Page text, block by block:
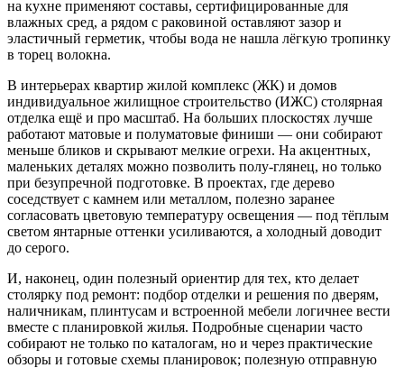
на кухне применяют составы, сертифицированные для
влажных сред, а рядом с раковиной оставляют зазор и
эластичный герметик, чтобы вода не нашла лёгкую тропинку
в торец волокна.
В интерьерах квартир жилой комплекс (ЖК) и домов
индивидуальное жилищное строительство (ИЖС) столярная
отделка ещё и про масштаб. На больших плоскостях лучше
работают матовые и полуматовые финиши — они собирают
меньше бликов и скрывают мелкие огрехи. На акцентных,
маленьких деталях можно позволить полу‑глянец, но только
при безупречной подготовке. В проектах, где дерево
соседствует с камнем или металлом, полезно заранее
согласовать цветовую температуру освещения — под тёплым
светом янтарные оттенки усиливаются, а холодный доводит
до серого.
И, наконец, один полезный ориентир для тех, кто делает
столярку под ремонт: подбор отделки и решения по дверям,
наличникам, плинтусам и встроенной мебели логичнее вести
вместе с планировкой жилья. Подробные сценарии часто
собирают не только по каталогам, но и через практические
обзоры и готовые схемы планировок; полезную отправную